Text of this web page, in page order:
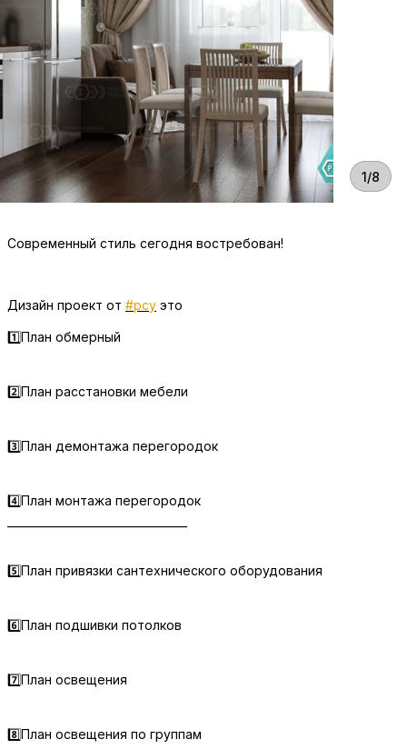
1/8
Современный стиль сегодня востребован!
Дизайн проект от #рсу это
1️⃣План обмерный
2️⃣План расстановки мебели
3️⃣План демонтажа перегородок
4️⃣План монтажа перегородок
5️⃣План привязки сантехнического оборудования
6️⃣План подшивки потолков
7️⃣План освещения
8️⃣План освещения по группам